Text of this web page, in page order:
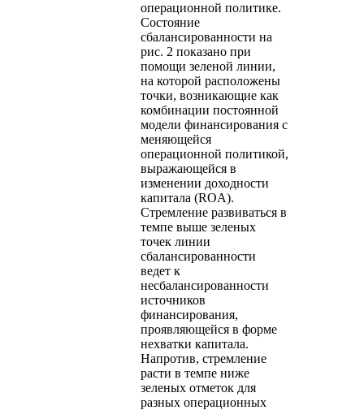
операционной политике.
Состояние
сбалансированности на
рис. 2 показано при
помощи зеленой линии,
на которой расположены
точки, возникающие как
комбинации постоянной
модели финансирования с
меняющейся
операционной политикой,
выражающейся в
изменении доходности
капитала (ROA).
Стремление развиваться в
темпе выше зеленых
точек линии
сбалансированности
ведет к
несбалансированности
источников
финансирования,
проявляющейся в форме
нехватки капитала.
Напротив, стремление
расти в темпе ниже
зеленых отметок для
разных операционных